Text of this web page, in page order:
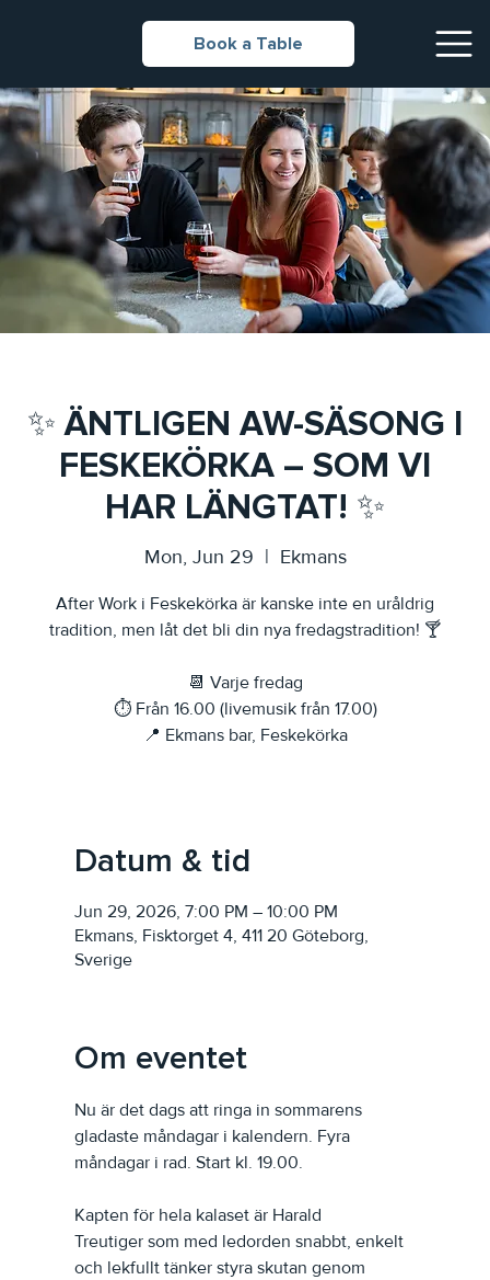
Book a Table
✨ ÄNTLIGEN AW-SÄSONG I
FESKEKÖRKA – SOM VI
HAR LÄNGTAT! ✨
Mon, Jun 29
  |
Ekmans
After Work i Feskekörka är kanske inte en uråldrig
tradition, men låt det bli din nya fredagstradition! 🍸
📆 Varje fredag
⏱️ Från 16.00 (livemusik från 17.00)
📍 Ekmans bar, Feskekörka
Datum & tid
Jun 29, 2026, 7:00 PM – 10:00 PM
Ekmans, Fisktorget 4, 411 20 Göteborg,
Sverige
Om eventet
Nu är det dags att ringa in sommarens
gladaste måndagar i kalendern. Fyra
måndagar i rad. Start kl. 19.00.
Kapten för hela kalaset är Harald
Treutiger som med ledorden snabbt, enkelt
och lekfullt tänker styra skutan genom